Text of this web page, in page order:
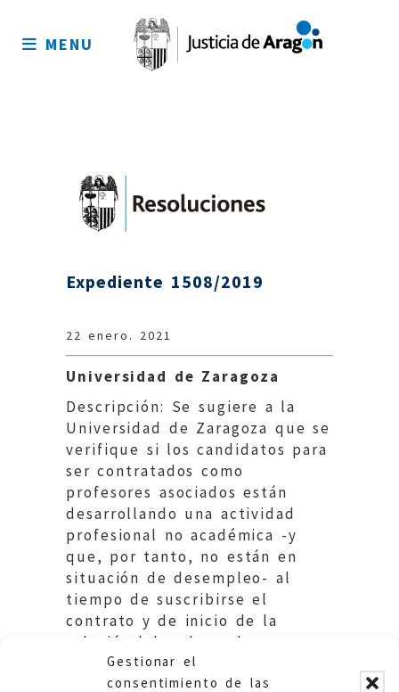
Gestionar el
consentimiento de las
sitio
MENU
Expediente 1508/2019
22 enero. 2021
Universidad de Zaragoza
Descripción: Se sugiere a la
Universidad de Zaragoza que se
verifique si los candidatos para
ser contratados como
profesores asociados están
desarrollando una actividad
profesional no académica -y
que, por tanto, no están en
situación de desempleo- al
tiempo de suscribirse el
contrato y de inicio de la
relación laboral con la
Universidad